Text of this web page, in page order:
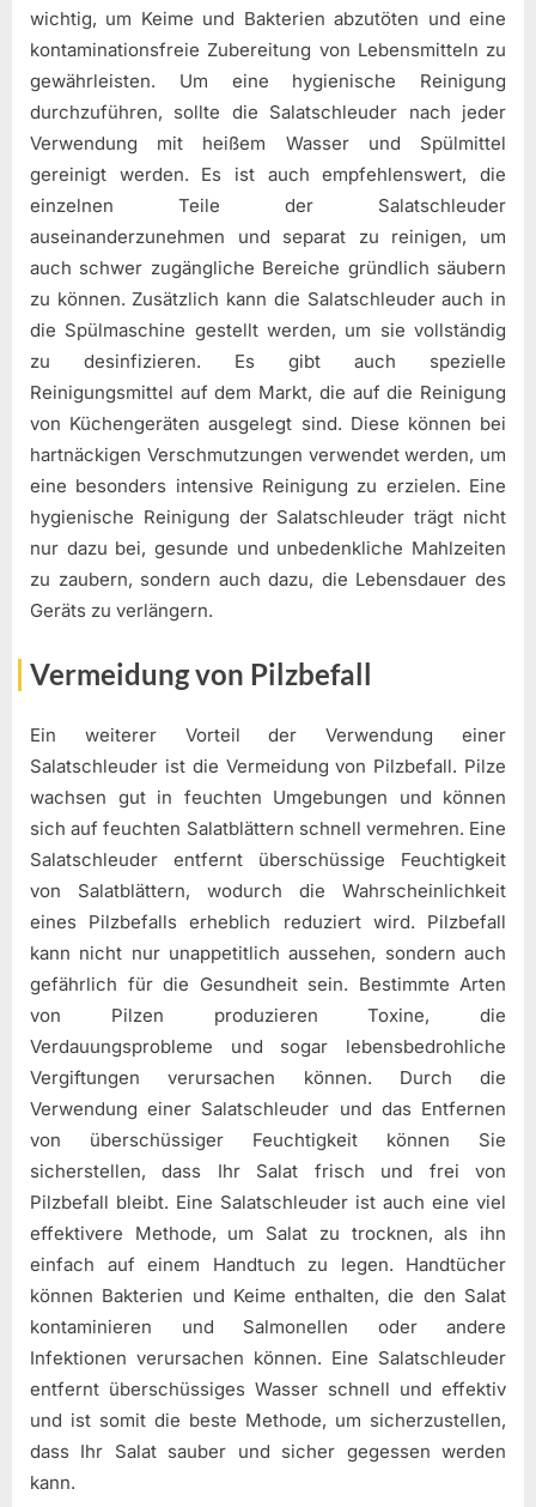
wichtig, um Keime und Bakterien abzutöten und eine
kontaminationsfreie Zubereitung von Lebensmitteln zu
gewährleisten. Um eine hygienische Reinigung
durchzuführen, sollte die Salatschleuder nach jeder
Verwendung mit heißem Wasser und Spülmittel
gereinigt werden. Es ist auch empfehlenswert, die
einzelnen Teile der Salatschleuder
auseinanderzunehmen und separat zu reinigen, um
auch schwer zugängliche Bereiche gründlich säubern
zu können. Zusätzlich kann die Salatschleuder auch in
die Spülmaschine gestellt werden, um sie vollständig
zu desinfizieren. Es gibt auch spezielle
Reinigungsmittel auf dem Markt, die auf die Reinigung
von Küchengeräten ausgelegt sind. Diese können bei
hartnäckigen Verschmutzungen verwendet werden, um
eine besonders intensive Reinigung zu erzielen. Eine
hygienische Reinigung der Salatschleuder trägt nicht
nur dazu bei, gesunde und unbedenkliche Mahlzeiten
zu zaubern, sondern auch dazu, die Lebensdauer des
Geräts zu verlängern.
Vermeidung von Pilzbefall
Ein weiterer Vorteil der Verwendung einer
Salatschleuder ist die Vermeidung von Pilzbefall. Pilze
wachsen gut in feuchten Umgebungen und können
sich auf feuchten Salatblättern schnell vermehren. Eine
Salatschleuder entfernt überschüssige Feuchtigkeit
von Salatblättern, wodurch die Wahrscheinlichkeit
eines Pilzbefalls erheblich reduziert wird. Pilzbefall
kann nicht nur unappetitlich aussehen, sondern auch
gefährlich für die Gesundheit sein. Bestimmte Arten
von Pilzen produzieren Toxine, die
Verdauungsprobleme und sogar lebensbedrohliche
Vergiftungen verursachen können. Durch die
Verwendung einer Salatschleuder und das Entfernen
von überschüssiger Feuchtigkeit können Sie
sicherstellen, dass Ihr Salat frisch und frei von
Pilzbefall bleibt. Eine Salatschleuder ist auch eine viel
effektivere Methode, um Salat zu trocknen, als ihn
einfach auf einem Handtuch zu legen. Handtücher
können Bakterien und Keime enthalten, die den Salat
kontaminieren und Salmonellen oder andere
Infektionen verursachen können. Eine Salatschleuder
entfernt überschüssiges Wasser schnell und effektiv
und ist somit die beste Methode, um sicherzustellen,
dass Ihr Salat sauber und sicher gegessen werden
kann.